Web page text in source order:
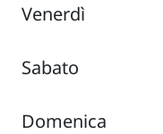
Venerdì
Sabato
Domenica